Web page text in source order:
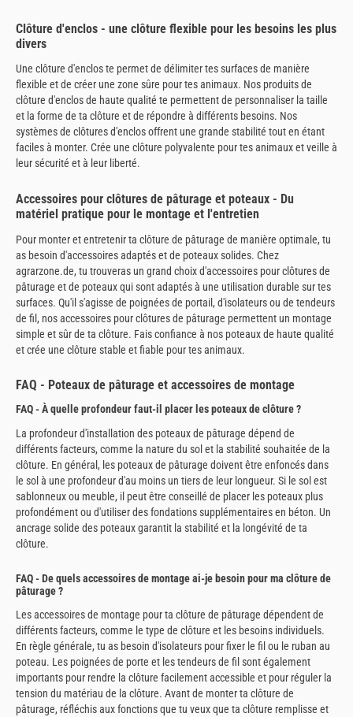
Clôture d'enclos - une clôture flexible pour les besoins les plus
divers
Une clôture d'enclos te permet de délimiter tes surfaces de manière
flexible et de créer une zone sûre pour tes animaux. Nos produits de
clôture d'enclos de haute qualité te permettent de personnaliser la taille
et la forme de ta clôture et de répondre à différents besoins. Nos
systèmes de clôtures d'enclos offrent une grande stabilité tout en étant
faciles à monter. Crée une clôture polyvalente pour tes animaux et veille à
leur sécurité et à leur liberté.
Accessoires pour clôtures de pâturage et poteaux - Du
matériel pratique pour le montage et l'entretien
Pour monter et entretenir ta clôture de pâturage de manière optimale, tu
as besoin d'accessoires adaptés et de poteaux solides. Chez
agrarzone.de, tu trouveras un grand choix d'accessoires pour clôtures de
pâturage et de poteaux qui sont adaptés à une utilisation durable sur tes
surfaces. Qu'il s'agisse de poignées de portail, d'isolateurs ou de tendeurs
de fil, nos accessoires pour clôtures de pâturage permettent un montage
simple et sûr de ta clôture. Fais confiance à nos poteaux de haute qualité
et crée une clôture stable et fiable pour tes animaux.
FAQ - Poteaux de pâturage et accessoires de montage
FAQ - À quelle profondeur faut-il placer les poteaux de clôture ?
La profondeur d'installation des poteaux de pâturage dépend de
différents facteurs, comme la nature du sol et la stabilité souhaitée de la
clôture. En général, les poteaux de pâturage doivent être enfoncés dans
le sol à une profondeur d'au moins un tiers de leur longueur. Si le sol est
sablonneux ou meuble, il peut être conseillé de placer les poteaux plus
profondément ou d'utiliser des fondations supplémentaires en béton. Un
ancrage solide des poteaux garantit la stabilité et la longévité de ta
clôture.
FAQ - De quels accessoires de montage ai-je besoin pour ma clôture de
pâturage ?
Les accessoires de montage pour ta clôture de pâturage dépendent de
différents facteurs, comme le type de clôture et les besoins individuels.
En règle générale, tu as besoin d'isolateurs pour fixer le fil ou le ruban au
poteau. Les poignées de porte et les tendeurs de fil sont également
importants pour rendre la clôture facilement accessible et pour réguler la
tension du matériau de la clôture. Avant de monter ta clôture de
pâturage, réfléchis aux fonctions que tu veux que ta clôture remplisse et